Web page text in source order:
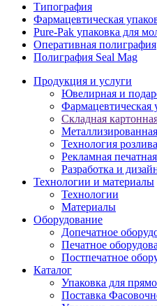
Типография
Фармацевтическая
Pure-Pak упаковка для
Оперативная полиграфия
Полиграфия Seal Mag
Продукция и услуги
Ювелирная и
Фармацевтическая
Складная
Технология
Рекламная
Разработка и
Технологии и материалы
Технологии
Материалы
Оборудование
Допечатное
Печатное
Постпечатное
Каталог
Упаковка для
Поставка